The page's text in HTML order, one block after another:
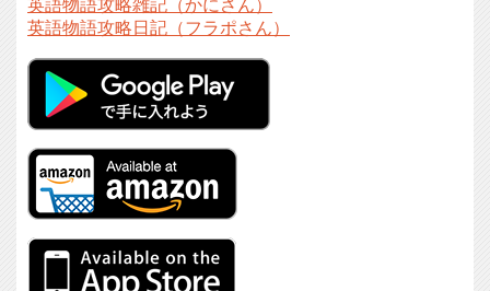
英語物語攻略雑記（かにさん）
英語物語攻略日記（フラポさん）